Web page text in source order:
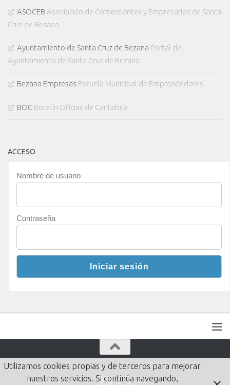
ASOCEB Asociación de Comerciantes y Empresarios de Santa
Cruz de Bezana
Ayuntamiento de Santa Cruz de Bezana Portal del
Ayuntamiento de Santa Cruz de Bezana
Bezana Empresas Escuela Municipal de Emprendedores
BOC Boletín Oficias de Cantabria
ACCESO
Nombre de usuario
Contraseña
Utilizamos cookies propias y de terceros para mejorar
nuestros servicios. Si continúa navegando,